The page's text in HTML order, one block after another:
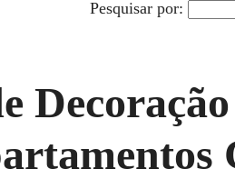
Pesquisar por: